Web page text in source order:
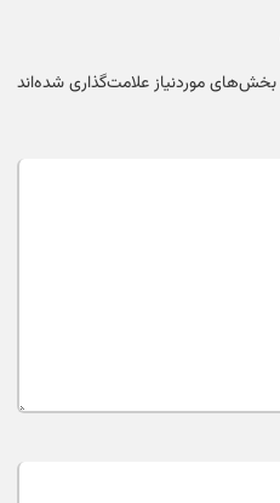
بخش‌های موردنیاز علامت‌گذاری شده‌اند